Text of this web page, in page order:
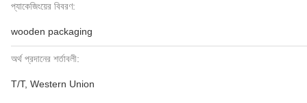
প্যাকেজিংয়ের বিবরণ:
wooden packaging
অর্থ প্রদানের শর্তাবলী:
T/T, Western Union